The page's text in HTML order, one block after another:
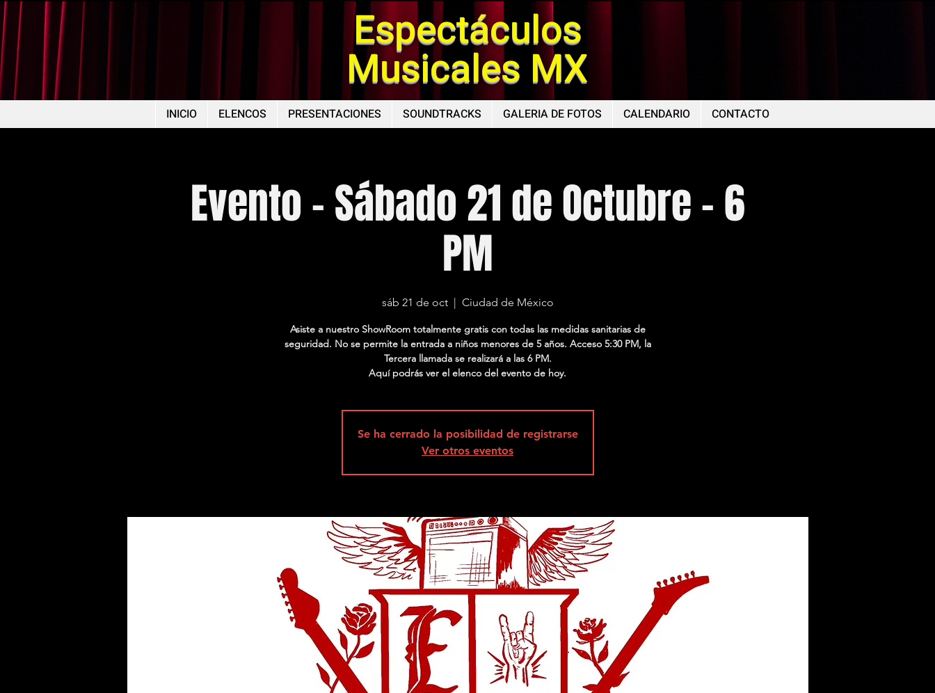
Espectáculos
Musicales MX
INICIO ELENCOS PRESENTACIONES SOUNDTRACKS GALERIA DE FOTOS CALENDARIO CONTACTO
Evento - Sábado 21 de Octubre - 6
PM
sáb 21 de oct
  |
Ciudad de México
Asiste a nuestro ShowRoom totalmente gratis con todas las medidas sanitarias de
seguridad. No se permite la entrada a niños menores de 5 años. Acceso 5:30 PM, la
Tercera llamada se realizará a las 6 PM.
Aquí podrás ver el elenco del evento de hoy.
Se ha cerrado la posibilidad de registrarse
Ver otros eventos